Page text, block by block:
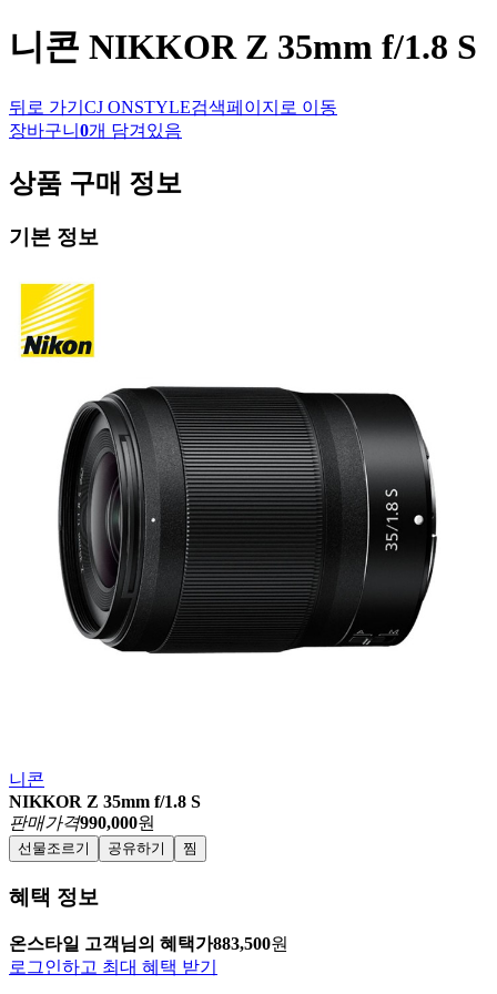
니콘 NIKKOR Z 35mm f/1.8 S
뒤로 가기 CJ ONSTYLE검색페이지로 이동
장바구니 0개 담겨있음
상품 구매 정보
기본 정보
니콘
NIKKOR Z 35mm f/1.8 S
판매가격990,000원
선물조르기 공유하기 찜
혜택 정보
온스타일 고객님의 혜택가883,500원
로그인하고 최대 혜택 받기